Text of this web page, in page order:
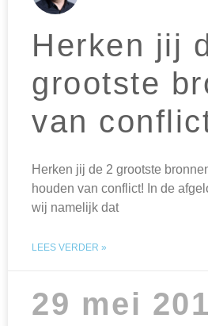
Herken jij
grootste
van
Herken jij de 2 grootste
houden van conflict! In de
wij namelijk dat
LEES VERDER »
29 mei